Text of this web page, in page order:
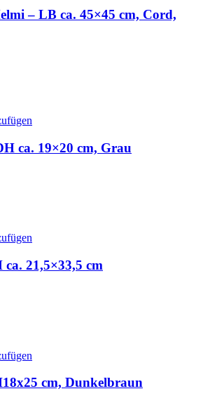
– LB ca. 45×45 cm, Cord,
ca. 19×20 cm, Grau
ca. 21,5×33,5 cm
cm, Dunkelbraun